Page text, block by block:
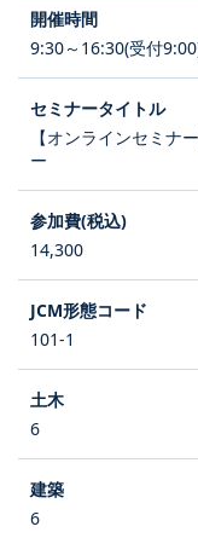
9:30～16:30(受付
【オンラインセミナ
ー
14,300
101-1
6
6